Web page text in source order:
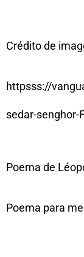
Crédito de
httpsss://
sedar-senghor-
Poema de
Poema para